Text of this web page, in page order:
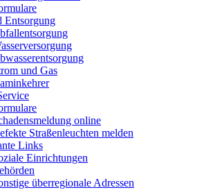
Entsorgung
und Gas
online
Straßenleuchten melden
Links
Einrichtungen
überregionale Adressen